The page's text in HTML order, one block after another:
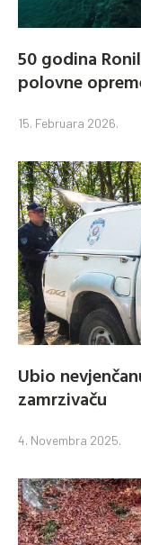
50 godina
polovne
15. Februara 2026.
Ubio
zamrzivaču
4. Novembra 2025.